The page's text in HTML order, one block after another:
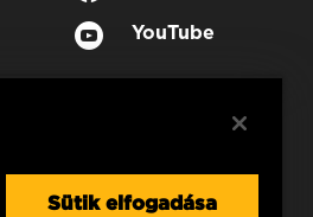
YouTube
Sütik elfogadása